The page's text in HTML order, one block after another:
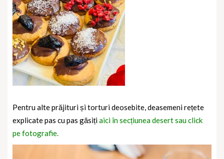
Pentru alte prăjituri și torturi deosebite, deasemeni rețete
explicate pas cu pas găsițiaici în secțiunea desert sau click
pe fotografie.